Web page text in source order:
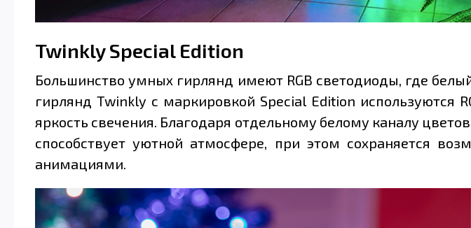
Twinkly Special Edition
Большинство умных гирлянд имеют RGB светодиоды, где
гирлянд Twinkly с маркировкой Special Edition используются
яркость свечения. Благодаря отдельному белому каналу
способствует уютной атмосфере, при этом сохраняется
анимациями.